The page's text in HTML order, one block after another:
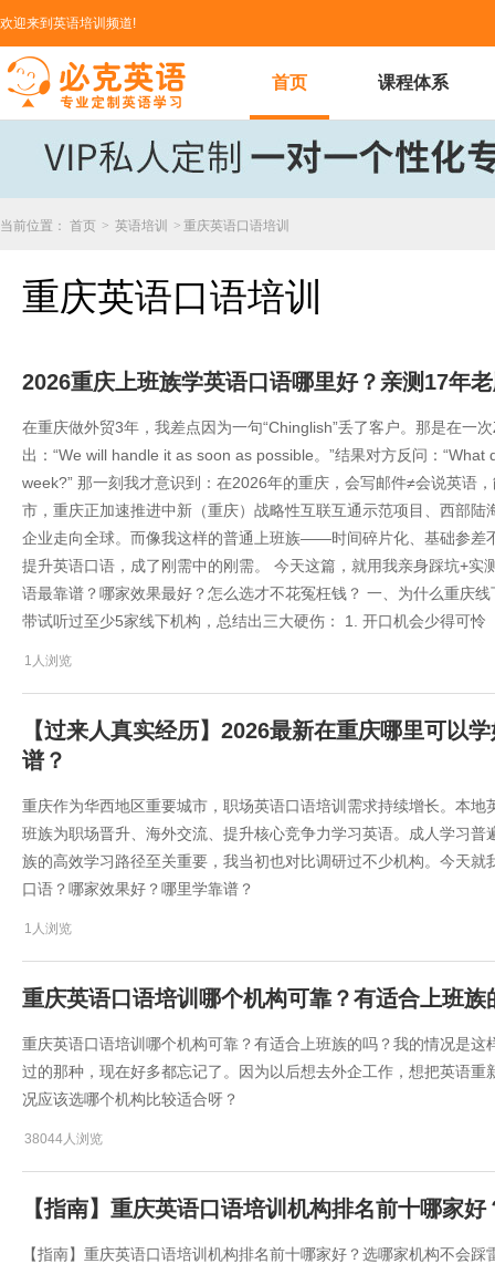
欢迎来到英语培训频道!
首页 课程体系
当前位置： 首页 > 英语培训 > 重庆英语口语培训
重庆英语口语培训
2026重庆上班族学英语口语哪里好？亲测17年
在重庆做外贸3年，我差点因为一句“Chinglish”丢了客户。那是在一
出：“We will handle it as soon as possible。”结果对方反问：
week?” 那一刻我才意识到：在2026年的重庆，会写邮件≠会说英语
市，重庆正加速推进中新（重庆）战略性互联互通示范项目、西部
企业走向全球。而像我这样的普通上班族——时间碎片化、基础参差
提升英语口语，成了刚需中的刚需。 今天这篇，就用我亲身踩坑+
语最靠谱？哪家效果最好？怎么选才不花冤枉钱？ 一、为什么重庆
带试听过至少5家线下机构，总结出三大硬伤： 1. 开口机会少得可怜
1人浏览
【过来人真实经历】2026最新在重庆哪里可以
谱？
重庆作为华西地区重要城市，职场英语口语培训需求持续增长。本
班族为职场晋升、海外交流、提升核心竞争力学习英语。成人学习
族的高效学习路径至关重要，我当初也对比调研过不少机构。今天
口语？哪家效果好？哪里学靠谱？
1人浏览
重庆英语口语培训哪个机构可靠？有适合上班族
重庆英语口语培训哪个机构可靠？有适合上班族的吗？我的情况是
过的那种，现在好多都忘记了。因为以后想去外企工作，想把英语
况应该选哪个机构比较适合呀？
38044人浏览
【指南】重庆英语口语培训机构排名前十哪家
【指南】重庆英语口语培训机构排名前十哪家好？选哪家机构不会